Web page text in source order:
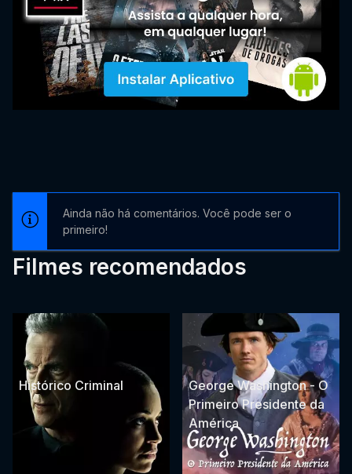
Ainda não há comentários. Você pode ser o
primeiro!
Filmes recomendados
Histórico Criminal
George Washington - O
Primeiro Presidente da
América